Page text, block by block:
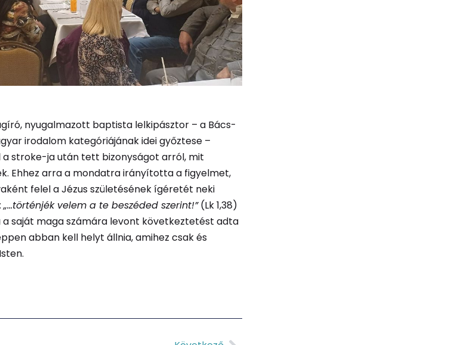
nyugalmazott baptista lelkipásztor – a Bács-​
irodalom kategóriájának idei győztese –
a stroke-​ja után tett bizonyságot arról, mit
Ehhez arra a mondatra irányította a figyelmet,
felel a Jézus születésének ígéretét neki
„…történjék velem a te beszéded szerint!”(Lk 1,38)
a saját maga számára levont következtetést adta
abban kell helyt állnia, amihez csak és